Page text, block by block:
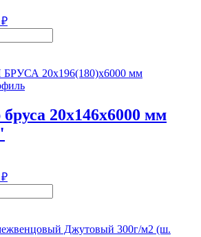
₽
20х146х6000 мм
₽